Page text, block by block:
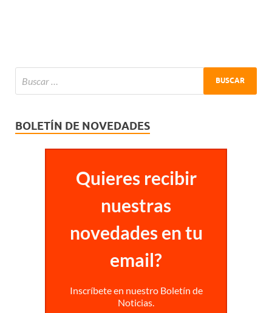
BOLETÍN DE NOVEDADES
Quieres recibir
nuestras
novedades en tu
email?
Inscríbete en nuestro Boletín de
Noticias.